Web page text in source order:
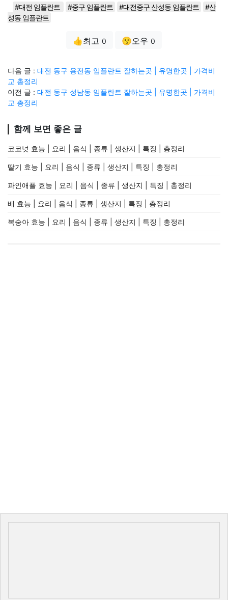
#대전 임플란트 #중구 임플란트 #대전중구 산성동 임플란트
#산
성동 임플란트
👍최고 0 😗오우 0
다음 글 : 대전 동구 용전동 임플란트 잘하는곳 | 유명한곳 | 가격비
교 총정리
이전 글 : 대전 동구 성남동 임플란트 잘하는곳 | 유명한곳 | 가격비
교 총정리
함께 보면 좋은 글
코코넛 효능 | 요리 | 음식 | 종류 | 생산지 | 특징 | 총정리
딸기 효능 | 요리 | 음식 | 종류 | 생산지 | 특징 | 총정리
파인애플 효능 | 요리 | 음식 | 종류 | 생산지 | 특징 | 총정리
배 효능 | 요리 | 음식 | 종류 | 생산지 | 특징 | 총정리
복숭아 효능 | 요리 | 음식 | 종류 | 생산지 | 특징 | 총정리